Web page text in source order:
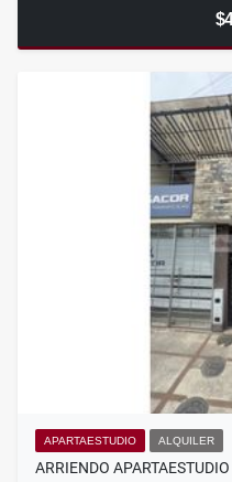
APARTAESTUDIO ALQUILER
ARRIENDO